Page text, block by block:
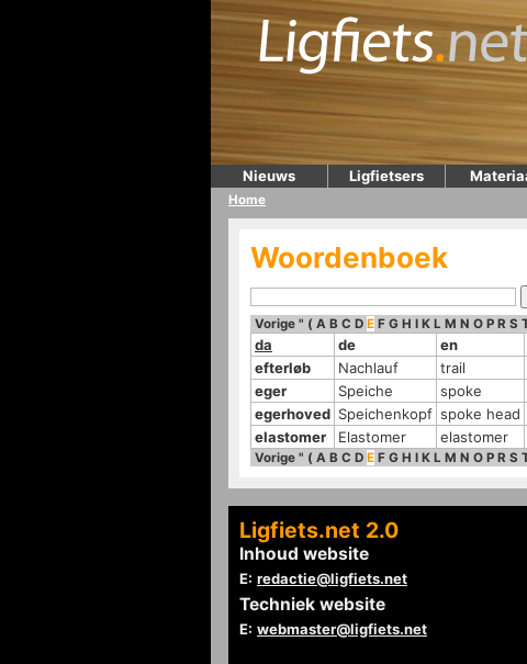
Nieuws Ligfietsers
Home
Woordenboek
Vorige " ( A B C D E F G H I K L M N O P R S
da de en
efterløb
Nachlauf trail
eger
Speiche spoke
egerhoved Speichenkopf spoke head
elastomer
Elastomer elastomer
Vorige " ( A B C D E F G H I K L M N O P R S
Ligfiets.net 2.0
Inhoud website
E: redactie@ligfiets.net
Techniek website
E: webmaster@ligfiets.net